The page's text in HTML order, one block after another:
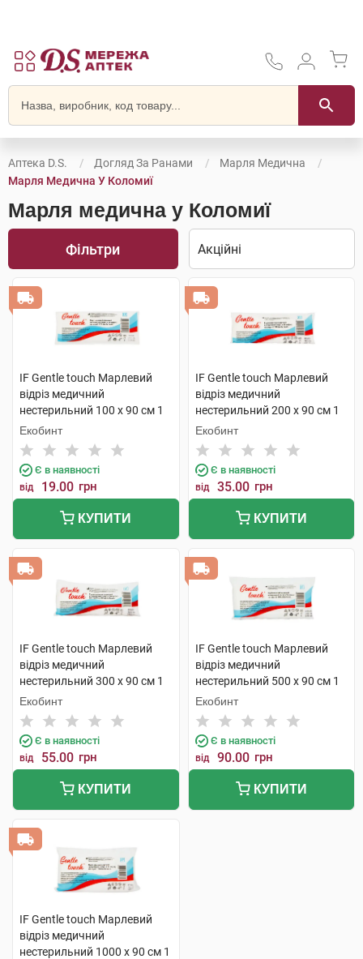
Аптека D.S. Догляд За Ранами
Марля Медична
Марля Медична У Коломиї
Марля медична у Коломиї
Фільтри
IF Gentle touch Марлевий
відріз медичний
нестерильний 100 х 90 см 1
шт
Екобинт
Є в наявності
від 19.00 грн
КУПИТИ
IF Gentle touch Марлевий
відріз медичний
нестерильний 200 х 90 см 1
шт
Екобинт
Є в наявності
від 35.00 грн
КУПИТИ
IF Gentle touch Марлевий
відріз медичний
нестерильний 300 х 90 см 1
шт
Екобинт
Є в наявності
від 55.00 грн
КУПИТИ
IF Gentle touch Марлевий
відріз медичний
нестерильний 500 х 90 см 1
шт
Екобинт
Є в наявності
від 90.00 грн
КУПИТИ
IF Gentle touch Марлевий
відріз медичний
нестерильний 1000 х 90 см 1